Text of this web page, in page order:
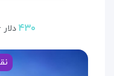
۴۳۰ دلار